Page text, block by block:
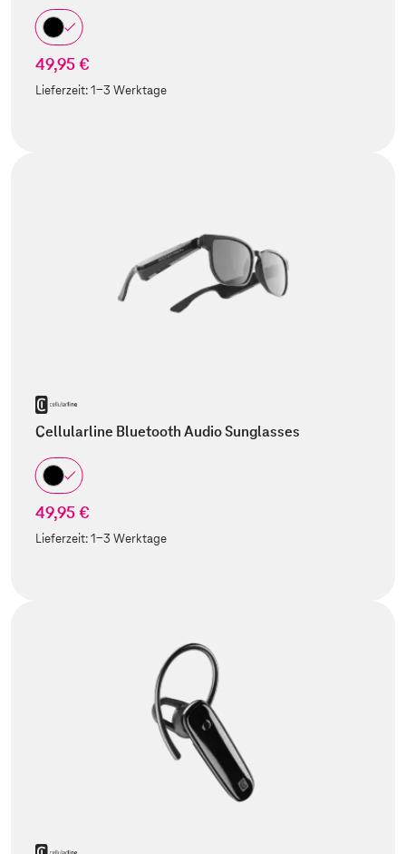
49,95 €
Lieferzeit:1-3 Werktage
Cellularline Bluetooth Audio Sunglasses
49,95 €
Lieferzeit:1-3 Werktage